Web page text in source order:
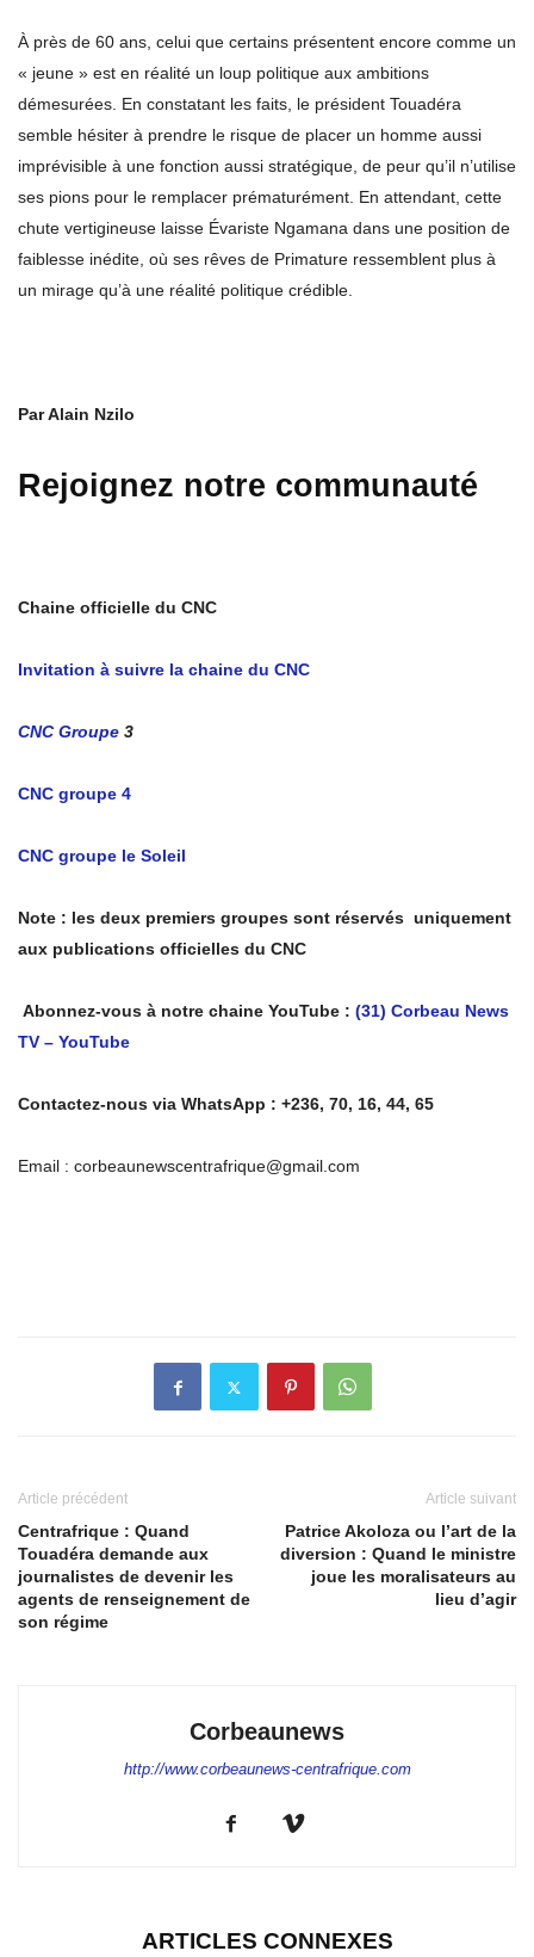
À près de 60 ans, celui que certains présentent encore comme un
« jeune » est en réalité un loup politique aux ambitions
démesurées. En constatant les faits, le président Touadéra
semble hésiter à prendre le risque de placer un homme aussi
imprévisible à une fonction aussi stratégique, de peur qu’il n’utilise
ses pions pour le remplacer prématurément. En attendant, cette
chute vertigineuse laisse Évariste Ngamana dans une position de
faiblesse inédite, où ses rêves de Primature ressemblent plus à
un mirage qu’à une réalité politique crédible.
Par Alain Nzilo
Rejoignez notre communauté
Chaine officielle du CNC
Invitation à suivre la chaine du CNC
CNC Groupe 3
CNC groupe 4
CNC groupe le Soleil
Note : les deux premiers groupes sont réservés uniquement
aux publications officielles du CNC
Abonnez-vous à notre chaine YouTube : (31) Corbeau News
TV – YouTube
Contactez-nous via WhatsApp : +236, 70, 16, 44, 65
Email : corbeaunewscentrafrique@gmail.com
Article précédent
Centrafrique : Quand
Touadéra demande aux
journalistes de devenir les
agents de renseignement de
son régime
Article suivant
Patrice Akoloza ou l’art de la
diversion : Quand le ministre
joue les moralisateurs au
lieu d’agir
Corbeaunews
http://www.corbeaunews-centrafrique.com
ARTICLES CONNEXES